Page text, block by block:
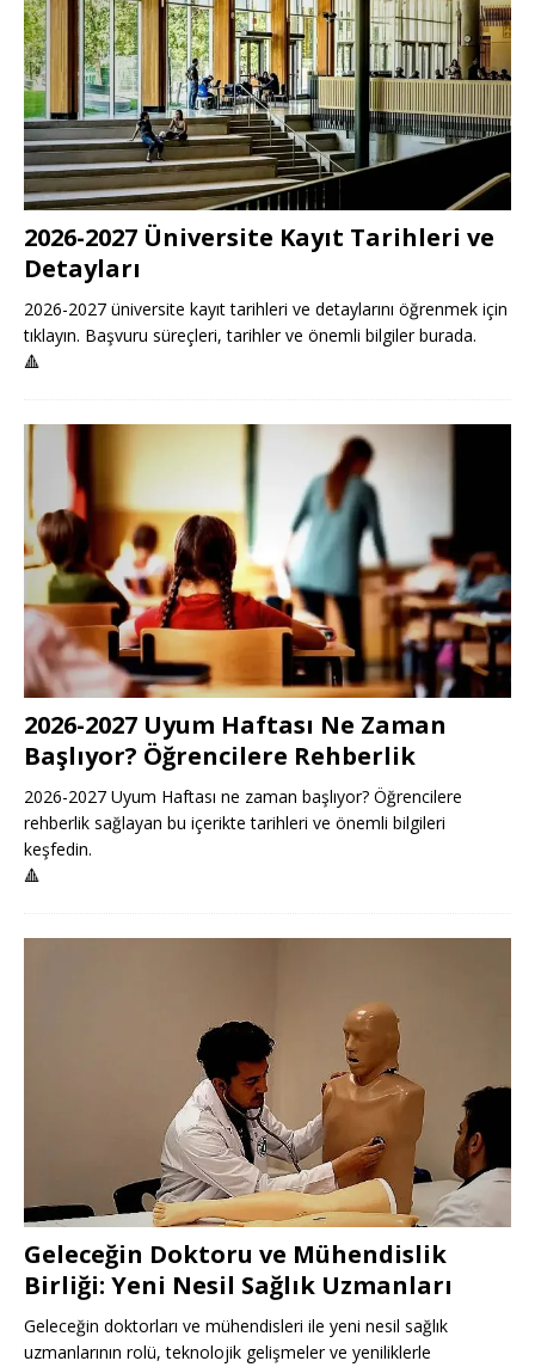
2026-2027 Üniversite Kayıt Tarihleri ve
Detayları
2026-2027 üniversite kayıt tarihleri ve detaylarını öğrenmek için
tıklayın. Başvuru süreçleri, tarihler ve önemli bilgiler burada.
🔺
2026-2027 Uyum Haftası Ne Zaman
Başlıyor? Öğrencilere Rehberlik
2026-2027 Uyum Haftası ne zaman başlıyor? Öğrencilere
rehberlik sağlayan bu içerikte tarihleri ve önemli bilgileri
keşfedin.
🔺
Geleceğin Doktoru ve Mühendislik
Birliği: Yeni Nesil Sağlık Uzmanları
Geleceğin doktorları ve mühendisleri ile yeni nesil sağlık
uzmanlarının rolü, teknolojik gelişmeler ve yeniliklerle